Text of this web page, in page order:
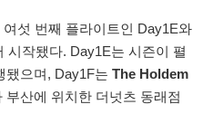
섯 번째 플라이트인 Day1E와
시작됐다. Day1E는 시즌이 펼
됐으며, Day1F는 The Holdem
부산에 위치한 더넛츠 동래점